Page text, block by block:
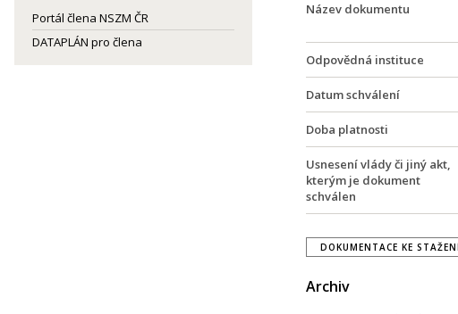
Portál člena NSZM ČR
DATAPLÁN pro člena
Název dokumentu
Odpovědná instituce
Datum schválení
Doba platnosti
Usnesení vlády či jiný akt,
kterým je dokument
schválen
DOKUMENTACE KE STAŽENÍ
Archiv